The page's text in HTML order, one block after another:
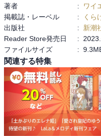
著者
:
ワイ
掲載誌・レーベル
:
くら
出版社
:
新潮
Reader Store発売日
:
ファイルサイズ
:
関連する特集